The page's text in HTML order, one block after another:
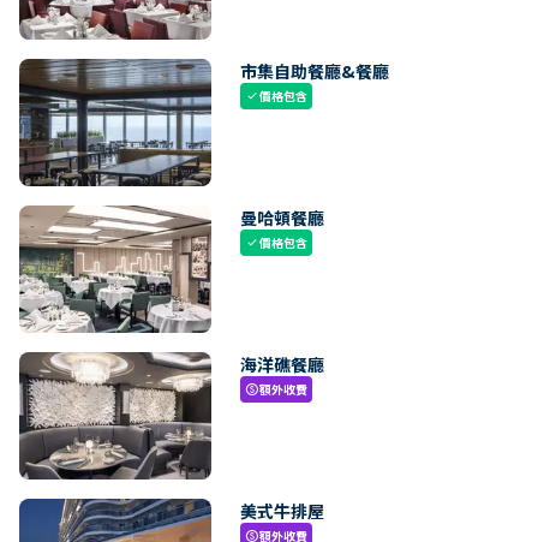
市集自助餐廳&餐廳
check價格包含
曼哈頓餐廳
check價格包含
海洋礁餐廳
paid額外收費
美式牛排屋
paid額外收費